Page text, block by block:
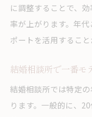
に調整することで、
率が上がります。年
ポートを活用すること
結婚相談所で一番モ
結婚相談所では特定
ります。一般的に、